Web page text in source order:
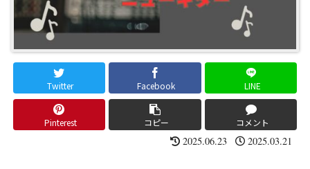
Twitter Facebook LINE
Pinterest コピー コメント
2025.06.23 2025.03.21